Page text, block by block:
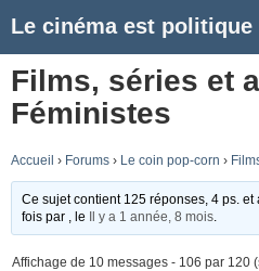
Le cinéma est politique
Films, séries et
Féministes
Accueil › Forums › Le coin pop-corn ›
Ce sujet contient 125 réponses, 4 ps.
fois par
, le Il y a 1 année, 8 mois
Affichage de 10 messages - 106 par 120